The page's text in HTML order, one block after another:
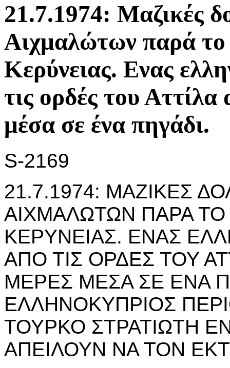
21.7.1974: Μαζικές
Αιχμαλώτων παρά το
Κερύνειας. Ενας
τις ορδές του Αττίλα
μέσα σε ένα πηγάδι.
S-2169
21.7.1974: ΜΑΖΙΚΕΣ
ΑΙΧΜΑΛΩΤΩΝ ΠΑΡΑ ΤΟ
ΚΕΡΥΝΕΙΑΣ. ΕΝΑΣ
ΑΠΟ ΤΙΣ ΟΡΔΕΣ ΤΟΥ
ΜΕΡΕΣ ΜΕΣΑ ΣΕ ΕΝΑ
ΕΛΛΗΝΟΚΥΠΡΙΟΣ
ΤΟΥΡΚΟ ΣΤΡΑΤΙΩΤΗ
ΑΠΕΙΛΟΥΝ ΝΑ ΤΟΝ